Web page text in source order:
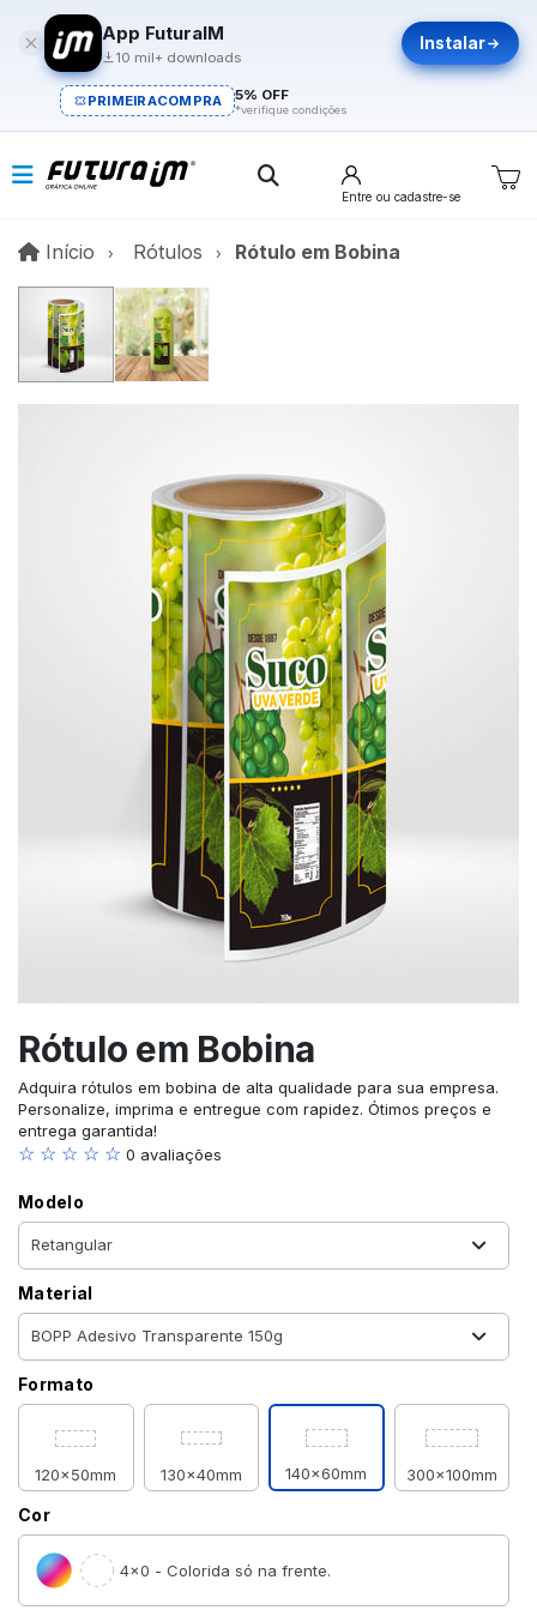
App FuturaIM
10 mil+ downloads
Instalar
PRIMEIRACOMPRA 5% OFF
*verifique condições
Entre ou cadastre-se
Início InícioRótulos Rótulo em Bobina
Rótulo em Bobina
Adquira rótulos em bobina de alta qualidade para sua empresa.
Personalize, imprima e entregue com rapidez. Ótimos preços e
entrega garantida!
☆ ☆ ☆ ☆ ☆ 0 avaliações
Modelo
Material
Formato
120x50mm 130x40mm 140x60mm 300x100mm
Cor
4×0 - Colorida só na frente.